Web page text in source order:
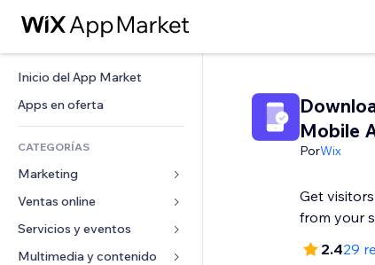
Inicio del App Market
Apps en oferta
CATEGORÍAS
Marketing
Anuncios
Móvil
Analíticas
Ventas online
Apps para tiendas
Envíos y entregas
Servicios y eventos
Hoteles
Multimedia y contenido
Mobile
PorWix
Get
from your
2.429